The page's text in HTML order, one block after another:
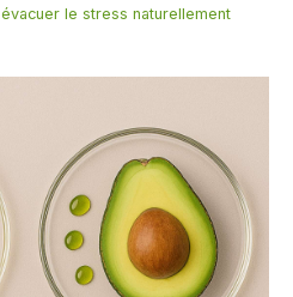
évacuer le stress naturellement